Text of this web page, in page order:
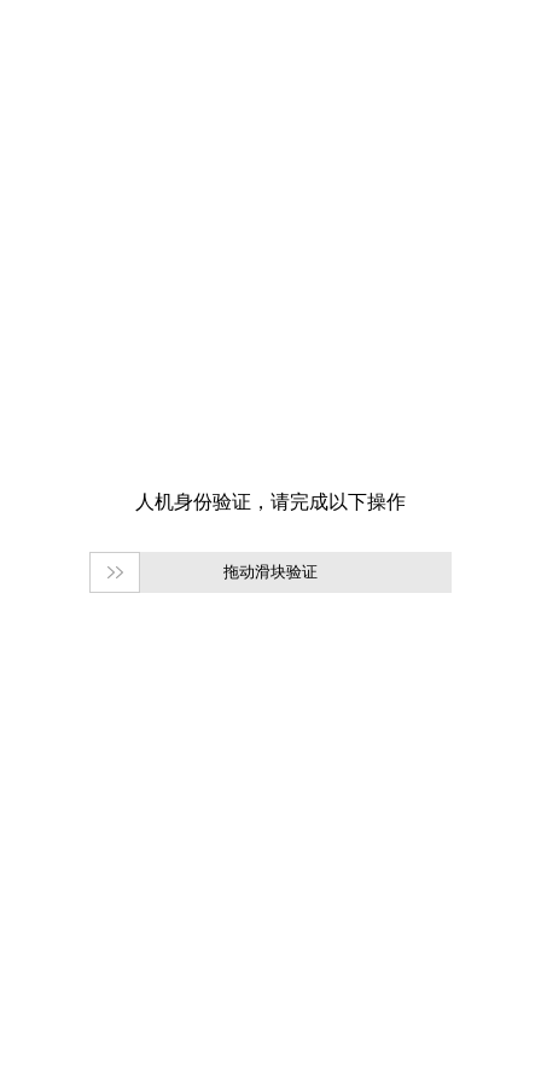
拖动滑块验证